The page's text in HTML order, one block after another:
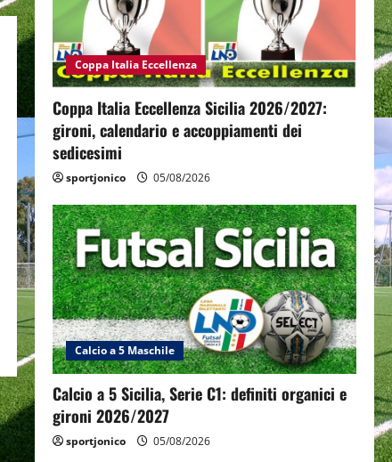
Coppa Italia Eccellenza
Coppa Italia Eccellenza Sicilia 2026/2027:
gironi, calendario e accoppiamenti dei
sedicesimi
sportjonico 05/08/2026
Calcio a 5 Maschile
Calcio a 5 Sicilia, Serie C1: definiti organici e
gironi 2026/2027
sportjonico 05/08/2026